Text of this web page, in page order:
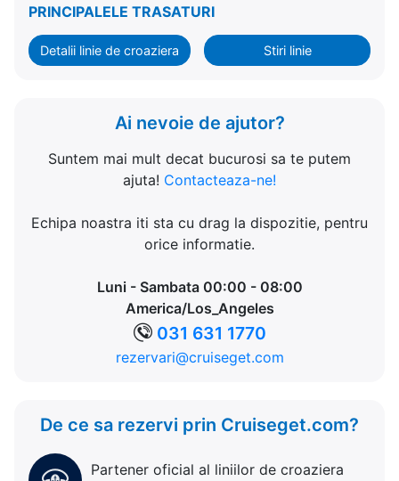
PRINCIPALELE TRASATURI
Detalii linie de croaziera Stiri linie
Ai nevoie de ajutor?
Suntem mai mult decat bucurosi sa te putem
ajuta! Contacteaza-ne!
Echipa noastra iti sta cu drag la dispozitie, pentru
orice informatie.
Luni - Sambata 00:00 - 08:00
America/Los_Angeles
031 631 1770
rezervari@cruiseget.com
De ce sa rezervi prin Cruiseget.com?
Partener oficial al liniilor de croaziera